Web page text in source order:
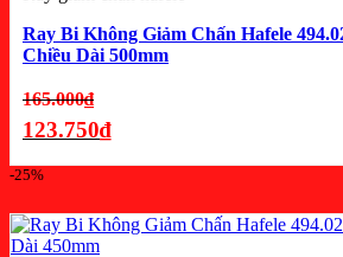
Ray Bi Không Giảm Chấn Hafele
Chiều Dài 500mm
165.000₫Giá
gốc
123.750₫
tại
là:
-25%